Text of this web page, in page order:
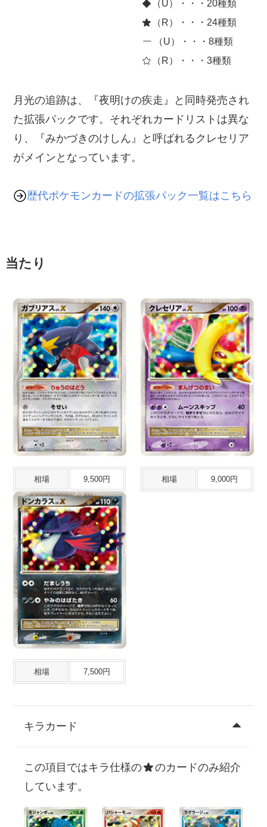
（U）・・・20種類
（R）・・・24種類
（U）・・・8種類
（R）・・・3種類
月光の追跡は、『夜明けの疾走』と同時発売され
た拡張パックです。それぞれカードリストは異な
り、『みかづきのけしん』と呼ばれるクレセリア
がメインとなっています。
歴代ポケモンカードの拡張パック一覧はこちら
当たり
相場 9,500円 相場 9,000円
相場 7,500円
キラカード
この項目ではキラ仕様の
のカードのみ紹介
しています。